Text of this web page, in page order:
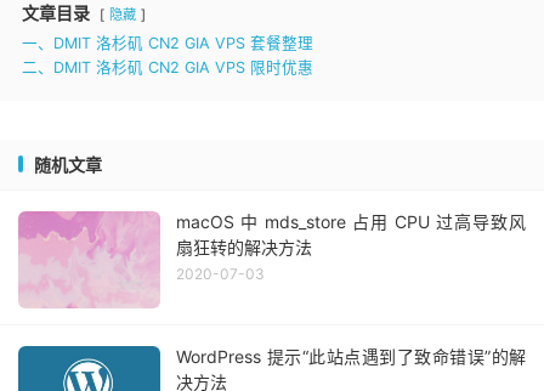
文章目录 隐藏
一、DMIT 洛杉矶 CN2 GIA VPS 套餐整理
二、DMIT 洛杉矶 CN2 GIA VPS 限时优惠
随机文章
macOS 中 mds_store 占用 CPU 过高导致风
扇狂转的解决方法
2020-07-03
WordPress 提示“此站点遇到了致命错误”的解
决方法